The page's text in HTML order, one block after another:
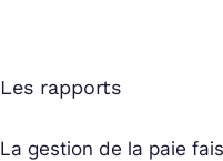
Les rapports
La gestion de la paie